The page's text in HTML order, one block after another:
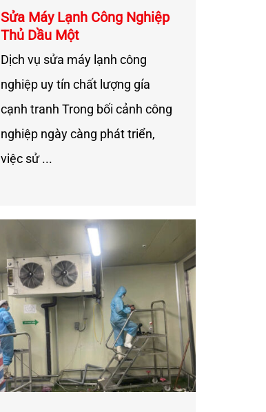
Sửa Máy Lạnh Công Nghiệp
Thủ Dầu Một
Dịch vụ sửa máy lạnh công
nghiệp uy tín chất lượng gía
cạnh tranh Trong bối cảnh công
nghiệp ngày càng phát triển,
việc sử ...